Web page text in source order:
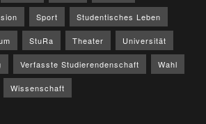
Sport Studentisches Leben
StuRa Theater Universität
Verfasste Studierendenschaft Wahl
Wissenschaft